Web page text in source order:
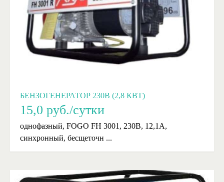
БЕНЗОГЕНЕРАТОР 230В (2,8 КВТ)
15,0 руб./сутки
однофазный, FOGO FH 3001, 230В, 12,1А,
синхронный, бесщеточн ...